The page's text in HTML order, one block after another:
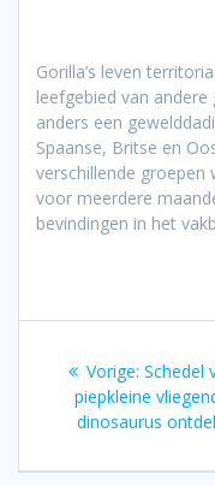
Gorilla’s leven
leefgebied van
anders een
Spaanse, Britse en
verschillende groepen
voor meerdere
bevindingen in het
navigatie
Vorige: Vorig
bericht:
Schedel
piepkleine
dinosaurus